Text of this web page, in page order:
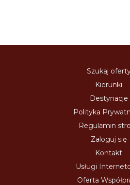
Szukaj
Kierunki
Destynacje
Polityka
Regulamin
Zaloguj się
Kontakt
Usługi
Oferta